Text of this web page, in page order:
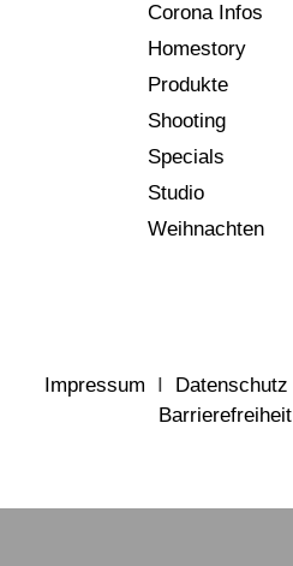
Corona Infos
Homestory
Produkte
Shooting
Specials
Studio
Weihnachten
Impressum Datenschutz
Barrierefreiheit